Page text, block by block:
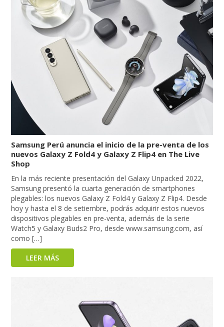
Samsung Perú anuncia el inicio de la pre-venta de los
nuevos Galaxy Z Fold4 y Galaxy Z Flip4 en The Live
Shop
En la más reciente presentación del Galaxy Unpacked 2022,
Samsung presentó la cuarta generación de smartphones
plegables: los nuevos Galaxy Z Fold4 y Galaxy Z Flip4. Desde
hoy y hasta el 8 de setiembre, podrás adquirir estos nuevos
dispositivos plegables en pre-venta, además de la serie
Watch5 y Galaxy Buds2 Pro, desde www.samsung.com, así
como […]
LEER MÁS